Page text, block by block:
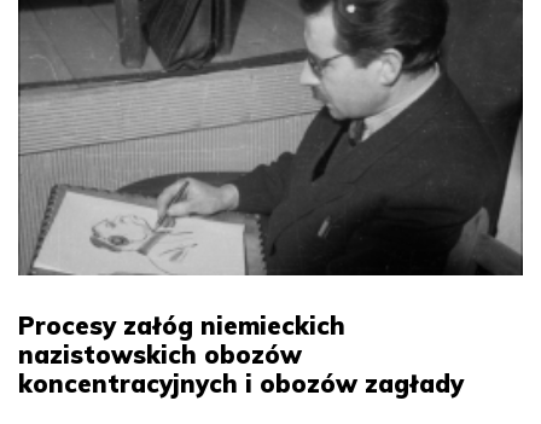
Procesy załóg niemieckich
nazistowskich obozów
koncentracyjnych i obozów zagłady